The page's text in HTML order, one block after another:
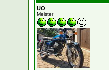
UO
Meister